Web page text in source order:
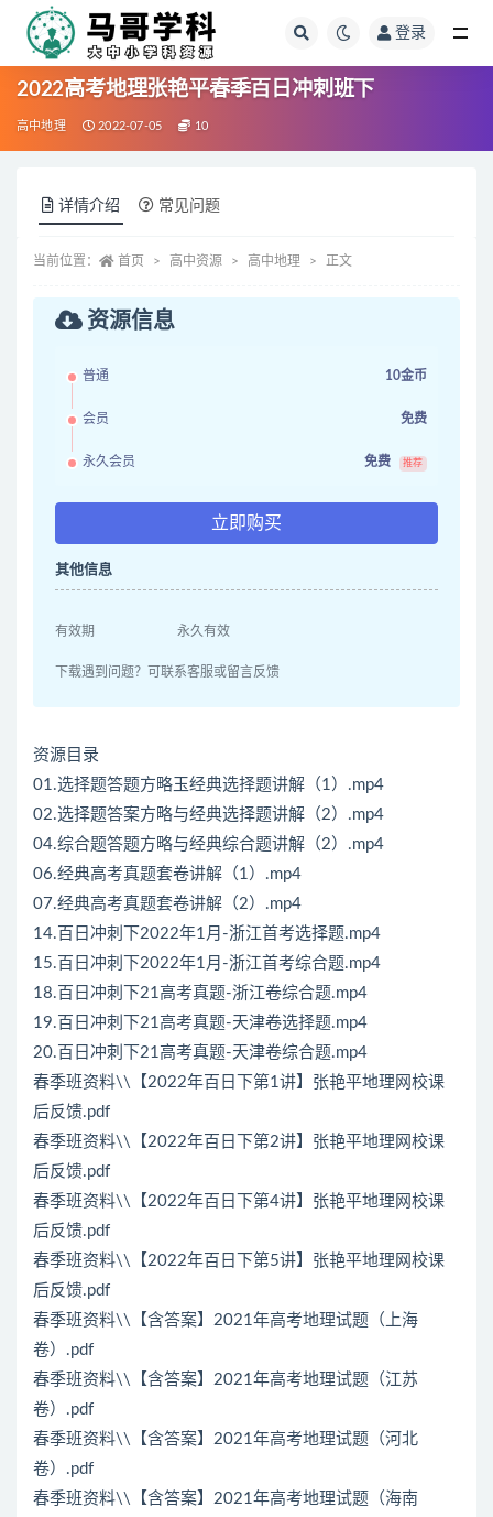
登录
2022高考地理张艳平春季百日冲刺班下
高中地理 2022-07-05 10
详情介绍 常见问题
当前位置： 首页 高中资源 高中地理 正文
资源信息
普通 10金币
会员 免费
永久会员 免费 推荐
立即购买
其他信息
有效期 永久有效
下载遇到问题？可联系客服或留言反馈
资源目录
01.选择题答题方略玉经典选择题讲解（1）.mp4
02.选择题答案方略与经典选择题讲解（2）.mp4
04.综合题答题方略与经典综合题讲解（2）.mp4
06.经典高考真题套卷讲解（1）.mp4
07.经典高考真题套卷讲解（2）.mp4
14.百日冲刺下2022年1月-浙江首考选择题.mp4
15.百日冲刺下2022年1月-浙江首考综合题.mp4
18.百日冲刺下21高考真题-浙江卷综合题.mp4
19.百日冲刺下21高考真题-天津卷选择题.mp4
20.百日冲刺下21高考真题-天津卷综合题.mp4
春季班资料\\【2022年百日下第1讲】张艳平地理网校课
后反馈.pdf
春季班资料\\【2022年百日下第2讲】张艳平地理网校课
后反馈.pdf
春季班资料\\【2022年百日下第4讲】张艳平地理网校课
后反馈.pdf
春季班资料\\【2022年百日下第5讲】张艳平地理网校课
后反馈.pdf
春季班资料\\【含答案】2021年高考地理试题（上海
卷）.pdf
春季班资料\\【含答案】2021年高考地理试题（江苏
卷）.pdf
春季班资料\\【含答案】2021年高考地理试题（河北
卷）.pdf
春季班资料\\【含答案】2021年高考地理试题（海南
全部